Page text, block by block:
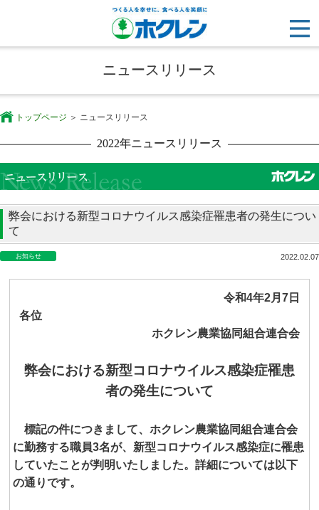
ニュースリリース
トップページ ニュースリリース
2022年ニュースリリース
弊会における新型コロナウイルス感染症罹患者の発生につい
て
お知らせ 2022.02.07
令和4年2月 7日
各位
ホクレン農業協同組合連合会
弊会における新型コロナウイルス感染症罹患
者の発生について
標記の件につきまして、ホクレン農業協同組合連合会
に勤務する職員3名が、新型コロナウイルス感染症に罹患
していたことが判明いたしました。詳細については以下
の通りです。